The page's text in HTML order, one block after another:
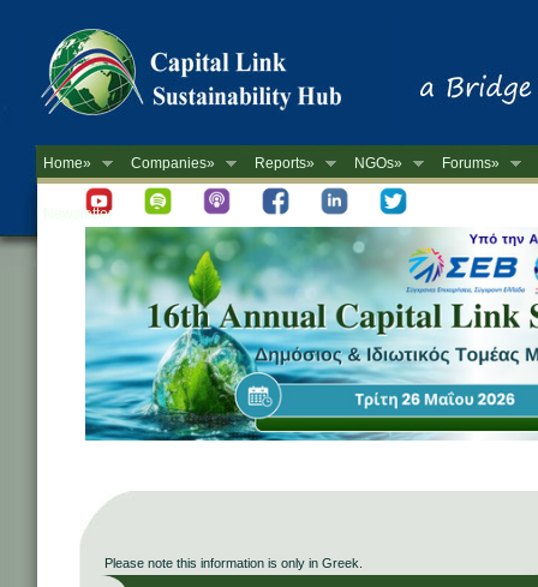
Home» Companies» Reports» NGOs» Forums»
Newsletter
Please note this information is only in Greek.